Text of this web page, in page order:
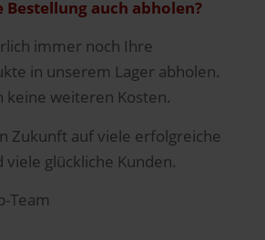
Bestellung auch abholen?
immer noch Ihre
in unserem Lager abholen.
keine weiteren Kosten.
Zukunft auf viele erfolgreiche
glückliche Kunden.
Team